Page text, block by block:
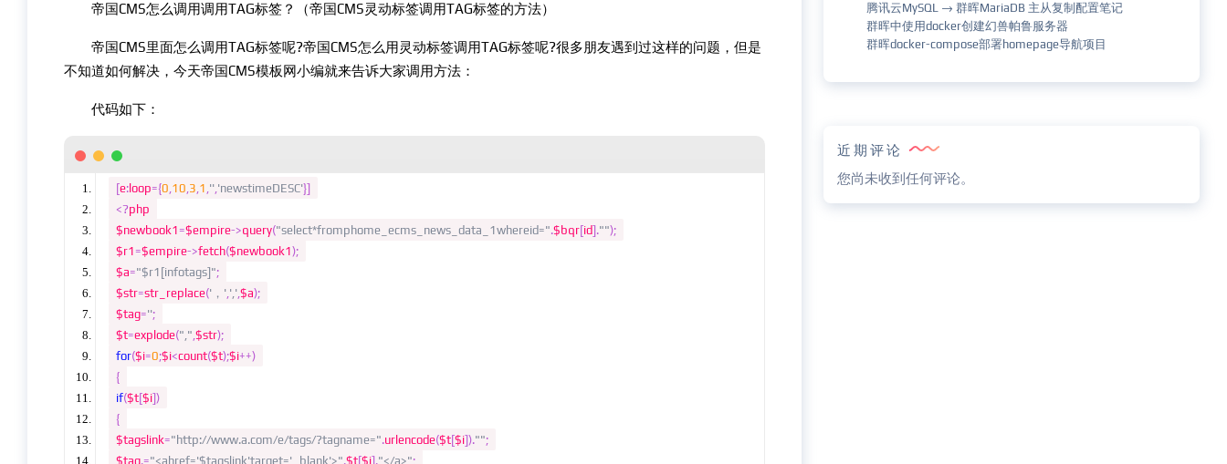
帝国CMS怎么调用调用TAG标签？（帝国CMS灵动标签调用TAG标签的方法）
帝国CMS里面怎么调用TAG标签呢?帝国CMS怎么用灵动标签调用TAG标签呢?很多朋友遇到过这样的问题，但是
不知道如何解决，今天帝国CMS模板网小编就来告诉大家调用方法：
代码如下：
[e:loop={0 10 3 1 '' 'newstimeDESC'}]
<?php
$newbook1=$empire->query("select*fromphome_ecms_news_data_1whereid=".$bqr[id]."");
$r1=$empire->fetch($newbook1);
$a="$r1[infotags]";
$str=str_replace('，' ','$a);
$tag='';
$t=explode("," $str);
for($i=0;$i<count($t);$i++)
{
if($t[$i])
{
$tagslink="http://www.a.com/e/tags/?tagname=".urlencode($t[$i])."";
$tag.="<ahref='$tagslink'target='_blank'>".$t[$i]."</a>";
腾讯云MySQL → 群晖MariaDB 主从复制配置笔记
群晖中使用docker创建幻兽帕鲁服务器
群晖docker-compose部署homepage导航项目
近期评论
您尚未收到任何评论。